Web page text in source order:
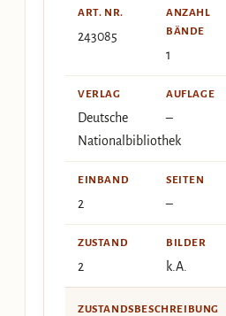
ART. NR.
243085
ANZAHL
BÄNDE
1
VERLAG
Deutsche
Nationalbibliothek
AUFLAGE
–
EINBAND
2
SEITEN
–
ZUSTAND
2
BILDER
k.A.
ZUSTANDSBESCHREIBUNG